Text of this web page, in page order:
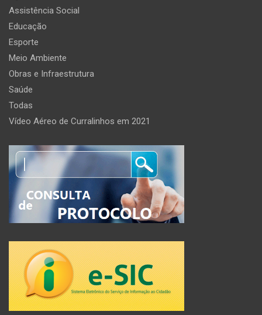
Assistência Social
Educação
Esporte
Meio Ambiente
Obras e Infraestrutura
Saúde
Todas
Vídeo Aéreo de Curralinhos em 2021